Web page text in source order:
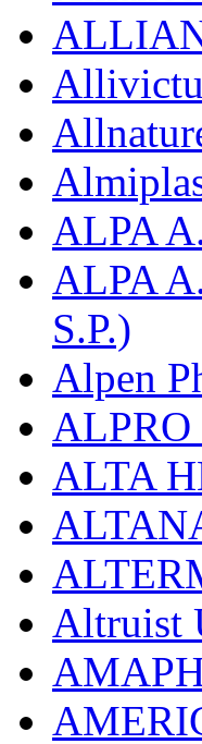
ALPA
ALPA
S.P.)
Alpen
ALTA
Altruist